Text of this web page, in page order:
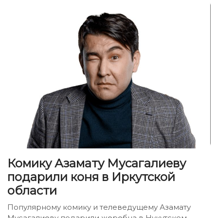
Комику Азамату Мусагалиеву
подарили коня в Иркутской
области
Популярному комику и телеведущему Азамату